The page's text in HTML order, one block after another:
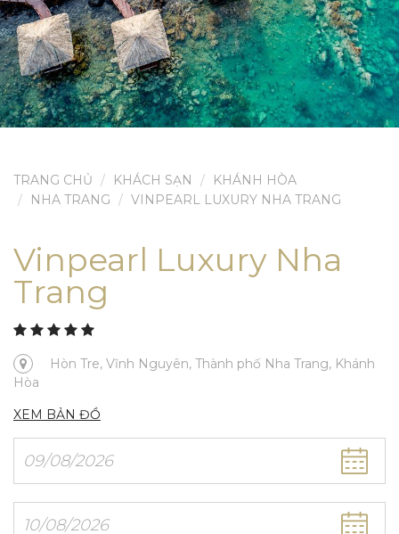
TRANG CHỦ KHÁCH SẠN
KHÁNH HÒA
NHA TRANG
VINPEARL LUXURY NHA TRANG
Vinpearl Luxury Nha
Trang
Hòn Tre, Vĩnh Nguyên, Thành phố Nha Trang, Khánh
Hòa
XEM BẢN ĐỒ